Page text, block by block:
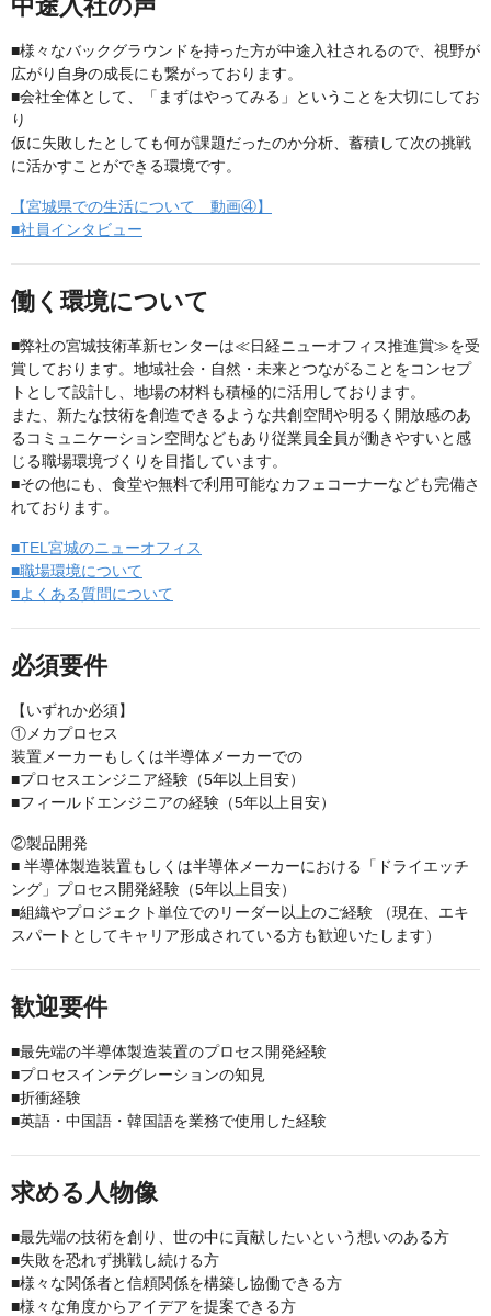
中途入社の声
■様々なバックグラウンドを持った方が中途入社されるので、視野が
広がり自身の成長にも繋がっております。
■会社全体として、「まずはやってみる」ということを大切にしてお
り
仮に失敗したとしても何が課題だったのか分析、蓄積して次の挑戦
に活かすことができる環境です。
【宮城県での生活について 動画④】
■社員インタビュー
働く環境について
■弊社の宮城技術革新センターは≪日経ニューオフィス推進賞≫を受
賞しております。地域社会・自然・未来とつながることをコンセプ
トとして設計し、地場の材料も積極的に活用しております。
また、新たな技術を創造できるような共創空間や明るく開放感のあ
るコミュニケーション空間などもあり従業員全員が働きやすいと感
じる職場環境づくりを目指しています。
■その他にも、食堂や無料で利用可能なカフェコーナーなども完備さ
れております。
■TEL宮城のニューオフィス
■職場環境について
■よくある質問について
必須要件
【いずれか必須】
①メカプロセス
装置メーカーもしくは半導体メーカーでの
■プロセスエンジニア経験（5年以上目安）
■フィールドエンジニアの経験（5年以上目安）
②製品開発
■ 半導体製造装置もしくは半導体メーカーにおける「ドライエッチ
ング」プロセス開発経験（5年以上目安）
■組織やプロジェクト単位でのリーダー以上のご経験 （現在、エキ
スパートとしてキャリア形成されている方も歓迎いたします）
歓迎要件
■最先端の半導体製造装置のプロセス開発経験
■プロセスインテグレーションの知見
■折衝経験
■英語・中国語・韓国語を業務で使用した経験
求める人物像
■最先端の技術を創り、世の中に貢献したいという想いのある方
■失敗を恐れず挑戦し続ける方
■様々な関係者と信頼関係を構築し協働できる方
■様々な角度からアイデアを提案できる方